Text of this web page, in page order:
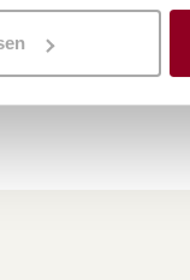
Meer info